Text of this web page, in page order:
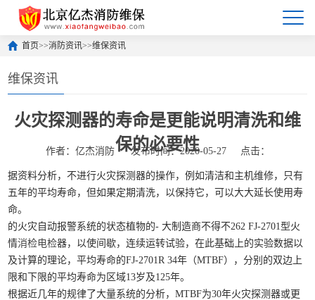
首页>>消防资讯>>维保资讯
维保资讯
火灾探测器的寿命是更能说明清洗和维
保的必要性
作者：亿杰消防 发布时间：2020-05-27 点击：
据资料分析，不进行火灾探测器的操作，例如清洁和主机维修，只有
五年的平均寿命，但如果定期清洗，以保持它，可以大大延长使用寿
命。
的火灾自动报警系统的状态植物的- 大制造商不得不262 FJ-2701型火
情消检电检器，以使间歇，连续运转试验，在此基础上的实验数据以
及计算的理论，平均寿命的FJ-2701R 34年（MTBF），分别的双边上
限和下限的平均寿命为区域13岁及125年。
根据近几年的规律了大量系统的分析，MTBF为30年火灾探测器或更